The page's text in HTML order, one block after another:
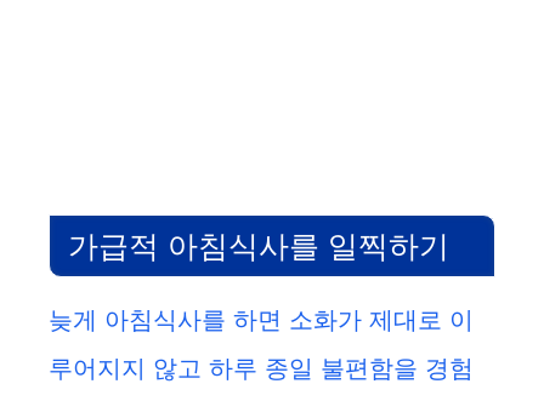
가급적 아침식사를 일찍하기
늦게 아침식사를 하면 소화가 제대로 이
루어지지 않고 하루 종일 불편함을 경험